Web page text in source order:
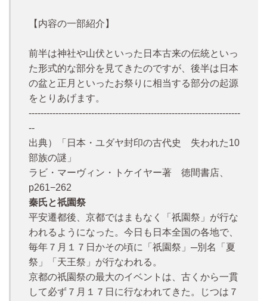
【内容の一部紹介】
前半は神社や山伏といった日本古来の伝統といっ
た形式的な部分を見てきたのですが、後半は日本
の盆と正月といったお祭りに相当する部分の起源
をとりあげます。
-----------------------------------------------------------------------
--
出典）「日本・ユダヤ封印の古代史 失われた10
部族の謎」
ラビ・マーヴィン・トケイヤー著 徳間書店、
p261−262
秦氏と祇園祭
平安遷都後、京都ではまもなく「祇園祭」が行な
われるようになった。今日も日本全国の各地で、
毎年７月１７日かその頃に「祇園祭」─別名「夏
祭」「天王祭」が行なわれる。
京都の祇園祭の最大のイベントは、古くから一貫
して必ず７月１７日に行なわれてきた。じつは７